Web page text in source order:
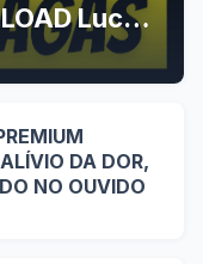
Lucre
DA DOR,
NO OUVIDO